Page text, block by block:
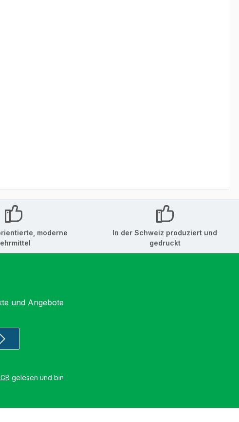
moderne
In der Schweiz produziert und
gedruckt
und Angebote
gelesen und bin